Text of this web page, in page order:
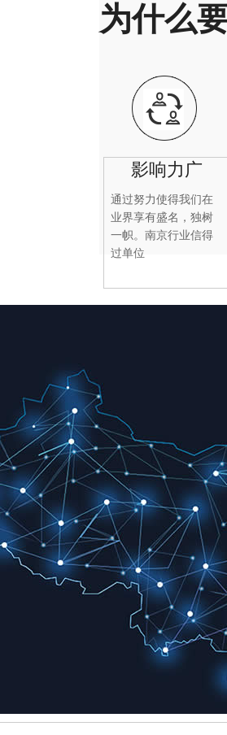
为什么
影响力广
通过努力使得我们在
业界享有盛名，独树
一帜。南京行业信得
过单位